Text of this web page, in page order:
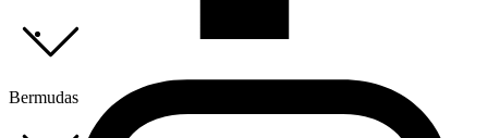
Bermudas